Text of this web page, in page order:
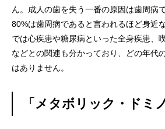
ん。成人の歯を失う一番の原因は歯周病
80%は歯周病であると言われるほど身近
では心疾患や糖尿病といった全身疾患、
などとの関連も分かっており、どの年代
はありません。
「メタボリック・ドミノ